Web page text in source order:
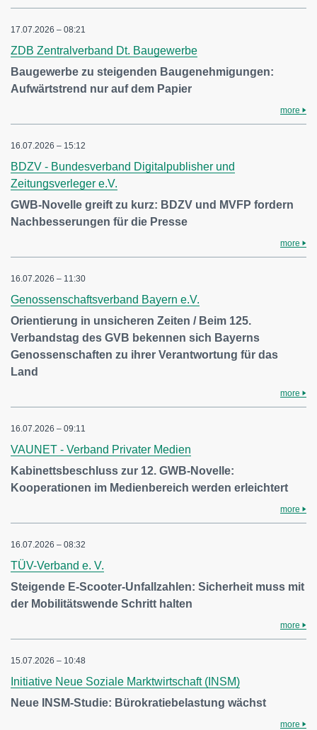
17.07.2026 – 08:21
ZDB Zentralverband Dt. Baugewerbe
Baugewerbe zu steigenden Baugenehmigungen:
Aufwärtstrend nur auf dem Papier
more
16.07.2026 – 15:12
BDZV - Bundesverband Digitalpublisher und
Zeitungsverleger e.V.
GWB-Novelle greift zu kurz: BDZV und MVFP fordern
Nachbesserungen für die Presse
more
16.07.2026 – 11:30
Genossenschaftsverband Bayern e.V.
Orientierung in unsicheren Zeiten / Beim 125.
Verbandstag des GVB bekennen sich Bayerns
Genossenschaften zu ihrer Verantwortung für das
Land
more
16.07.2026 – 09:11
VAUNET - Verband Privater Medien
Kabinettsbeschluss zur 12. GWB-Novelle:
Kooperationen im Medienbereich werden erleichtert
more
16.07.2026 – 08:32
TÜV-Verband e. V.
Steigende E-Scooter-Unfallzahlen: Sicherheit muss mit
der Mobilitätswende Schritt halten
more
15.07.2026 – 10:48
Initiative Neue Soziale Marktwirtschaft (INSM)
Neue INSM-Studie: Bürokratiebelastung wächst
more